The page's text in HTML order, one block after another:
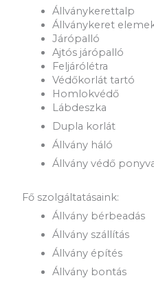
Állványkerettalp
Állványkeret
Járópalló
Ajtós járópalló
Feljárólétra
Védőkorlát tartó
Homlokvédő
Lábdeszka
Dupla korlát
Állvány háló
Állvány védő
Fő szolgáltatásaink:
Állvány bérbeadás
Állvány szállítás
Állvány építés
Állvány bontás